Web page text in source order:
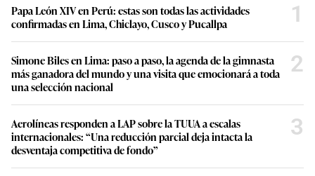
Papa León XIV en Perú: estas son todas las actividades
confirmadas en Lima, Chiclayo, Cusco y Pucallpa
1
Simone Biles en Lima: paso a paso, la agenda de la gimnasta
más ganadora del mundo y una visita que emocionará a toda
una selección nacional
2
Aerolíneas responden a LAP sobre la TUUA a escalas
internacionales: “Una reducción parcial deja intacta la
desventaja competitiva de fondo”
3